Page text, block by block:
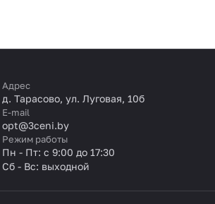
Адрес
д. Тарасово, ул. Луговая, 10б
E-mail
opt@3ceni.by
Режим работы
Пн - Пт: с 9:00 до 17:30
Сб - Вс: выходной